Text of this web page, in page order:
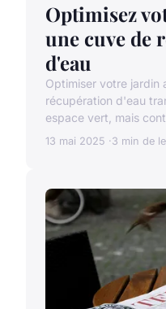
Optimisez
une cuve de
d'eau
Optimiser votre jardin
récupération d'eau
espace vert, mais
13 mai 2025 3 min de